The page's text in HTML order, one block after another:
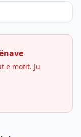
e motit. Ju